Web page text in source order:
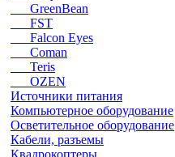
GreenBean
FST
Falcon Eyes
Coman
Teris
OZEN
Источники питания
Компьютерное оборудование
Осветительное оборудование
Кабели, разъемы